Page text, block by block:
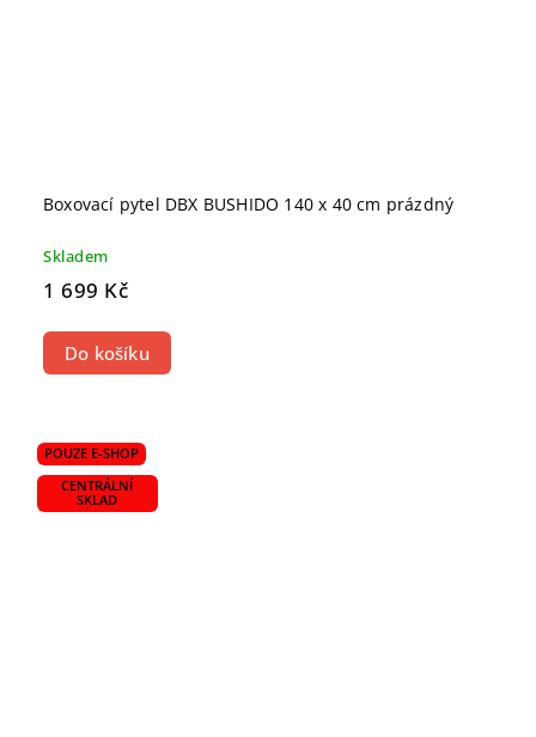
Boxovací pytel DBX BUSHIDO 140 x 40 cm prázdný
Skladem
1 699 Kč
Do košíku
POUZE E-SHOP
CENTRÁLNÍ
SKLAD